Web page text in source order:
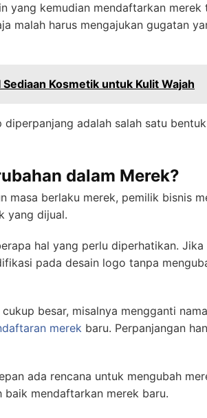
yang kemudian mendaftarkan
malah harus mengajukan gugatan
Kosmetik untuk Kulit Wajah
adalah salah satu
dalam Merek?
masa berlaku merek, pemilik bisnis
yang dijual.
hal yang perlu diperhatikan.
pada desain logo tanpa
besar, misalnya mengganti
merek baru. Perpanjangan
ada rencana untuk mengubah
mendaftarkan merek baru.